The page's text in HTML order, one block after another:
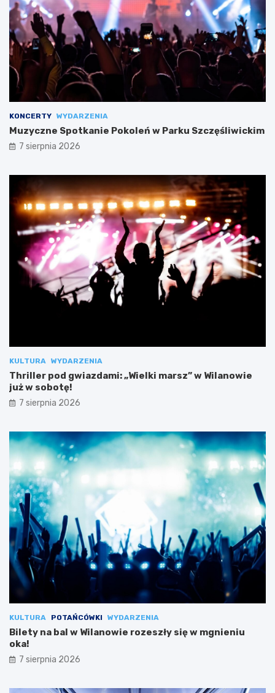
KONCERTY WYDARZENIA
Muzyczne Spotkanie Pokoleń w Parku Szczęśliwickim
7 sierpnia 2026
KULTURA WYDARZENIA
Thriller pod gwiazdami: „Wielki marsz” w Wilanowie
już w sobotę!
7 sierpnia 2026
KULTURA POTAŃCÓWKI WYDARZENIA
Bilety na bal w Wilanowie rozeszły się w mgnieniu
oka!
7 sierpnia 2026